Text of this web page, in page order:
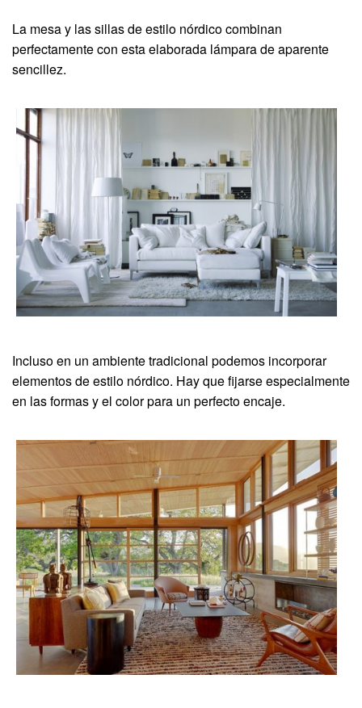
La mesa y las sillas de estilo nórdico combinan
perfectamente con esta elaborada lámpara de aparente
sencillez.
Incluso en un ambiente tradicional podemos incorporar
elementos de estilo nórdico. Hay que fijarse especialmente
en las formas y el color para un perfecto encaje.